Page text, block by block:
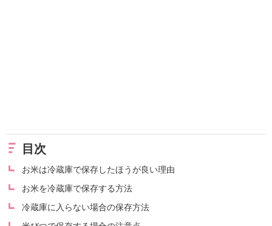
目次
お米は冷蔵庫で保存したほうが良い理由
お米を冷蔵庫で保存する方法
冷蔵庫に入らない場合の保存方法